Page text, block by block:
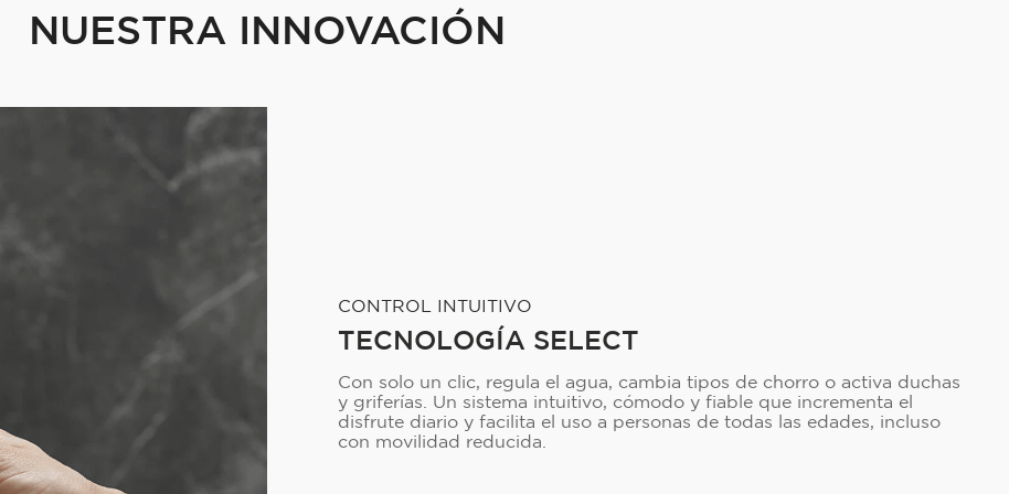
NUESTRA INNOVACIÓN
CONTROL INTUITIVO
TECNOLOGÍA SELECT
Con solo un clic, regula el agua, cambia tipos de chorro o activa duchas
y griferías. Un sistema intuitivo, cómodo y fiable que incrementa el
disfrute diario y facilita el uso a personas de todas las edades, incluso
con movilidad reducida.